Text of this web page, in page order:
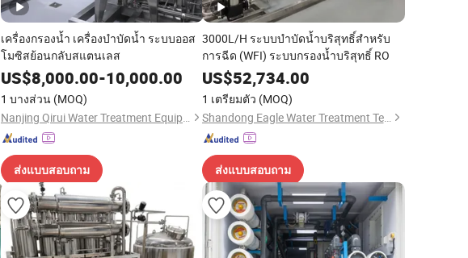
เครื่องกรองน้ำ เครื่องบำบัดน้ำ ระบบออส
โมซิสย้อนกลับสแตนเลส
US$8,000.00-10,000.00
1 บางส่วน (MOQ)
Nanjing Qirui Water Treatment Equipment & Engineering Co., Ltd.
ส่งแบบสอบถาม
3000L/H ระบบบำบัดน้ำบริสุทธิ์สำหรับ
การฉีด (WFI) ระบบกรองน้ำบริสุทธิ์ RO
US$52,734.00
1 เตรียมตัว (MOQ)
Shandong Eagle Water Treatment Technology Co.,Ltd
ส่งแบบสอบถาม